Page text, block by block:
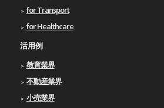
for Transport
for Healthcare
活用例
教育業界
不動産業界
小売業界